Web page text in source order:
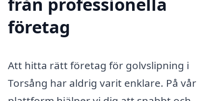
företag
Att hitta rätt företag för golvslipning i
Torsång har aldrig varit enklare. På vår